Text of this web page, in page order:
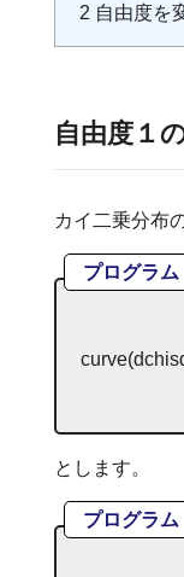
2 自由度を
自由度１
カイ二乗分布
プログラム
とします。
プログラム